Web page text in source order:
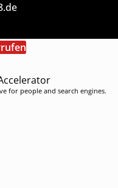
for people and search engines.